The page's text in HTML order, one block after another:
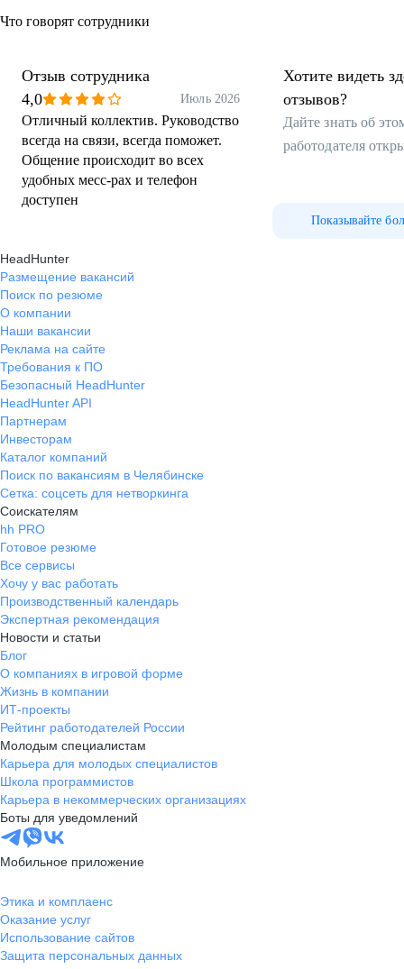
Что говорят сотрудники
Отзыв сотрудника
4,0
Июль 2026
Отличный коллектив. Руководство
всегда на связи, всегда поможет.
Общение происходит во всех
удобных месс-рах и телефон
доступен
Хотите видеть
отзывов?
Дайте знать об
работодателя
Показывайте
HeadHunter
Размещение вакансий
Поиск по резюме
О компании
Наши вакансии
Реклама на сайте
Требования к ПО
Безопасный HeadHunter
HeadHunter API
Партнерам
Инвесторам
Каталог компаний
Поиск по вакансиям в Челябинске
Сетка: соцсеть для нетворкинга
Соискателям
hh PRO
Готовое резюме
Все сервисы
Хочу у вас работать
Производственный календарь
Экспертная рекомендация
Новости и статьи
Блог
О компаниях в игровой форме
Жизнь в компании
ИТ-проекты
Рейтинг работодателей России
Молодым специалистам
Карьера для молодых специалистов
Школа программистов
Карьера в некоммерческих организациях
Боты для уведомлений
Мобильное приложение
Этика и комплаенс
Оказание услуг
Использование сайтов
Защита персональных данных